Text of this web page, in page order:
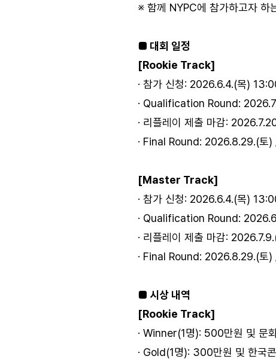
※ 함께 NYPC에 참가하고자 하
■ 대회 일정
[Rookie Track]
· 참가 신청: 2026.6.4.(목)
· Qualification Round:
· 리플레이 제출 마감:
· Final Round: 2026.8.29.(토)
[Master Track]
· 참가 신청: 2026.6.4.(목)
· Qualification Round:
· 리플레이 제출 마감:
· Final Round: 2026.8.29.(토)
■ 시상 내역
[Rookie Track]
· Winner(1명): 500만원 및 문
· Gold(1명): 300만원 및 한국